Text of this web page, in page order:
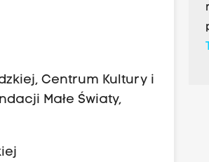
Centrum Kultury i
Małe Światy,